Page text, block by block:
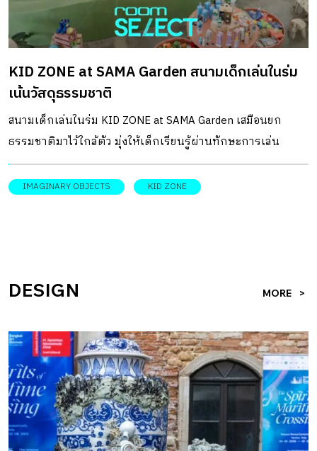
ปลาพื้นบ้านทำจากไม้ไผ่มาใช้คลี่คลายสู่งานออกแบบ ที่ดูคล้าย
กับกำลังครอบคลุมพื้นที่ของตัวร้านเอาไว้ กลายเป็นอีกลูกเล่น
สนุก ๆ ไม่ต่างจากเรากำลังอยู่ในลอบจับปลาเสียเอง ในขั้นตอน
การออกแบบร้าน เดิมพื้นที่ตรงนี้คือพื้นที่ให้เช่า […]
KID ZONE at SAMA Garden สนามเด็กเล่นในร่ม
เน้นวัสดุธรรมชาติ
สนามเด็กเล่นในร่ม KID ZONE at SAMA Garden เสมือนยก
ธรรมชาติมาไว้ใกล้ตัว มุ่งให้เด็กเรียนรู้ผ่านทักษะการเล่น
เหมือนอยู่ในสนามเด็กเล่นเอาต์ดอร์ DESIGNER
DIRECTORYออกแบบ: Imaginary Objects จากจุดประสงค์ของ
สตูดิโอออกแบบ IO (Imaginary Objects) นำโดยคุณญารินดา
ว่างกลางอาคารให้กลายเป็นสนามเด็กเล่นในร่ม เน้นวัสดุ
ธรรมชาติมาใช้ในการออกแบบ ตอบโจทย์แนวคิด Nature-
Based Play ให้เด็กๆ ได้เรียนรู้ผ่านการเล่นและการเคลื่อนไหว
เหมือนเล่นอยู่กลางแจ้ง นำธรรมชาติมาให้เด็กสัมผัสผ่านการ
เล่น สนามเด็กเล่นในร่มแห่งนี้ มีความแตกต่างจากสนามเด็ก
เล่นในร่มทั่วไป ทั้งในแง่ของวัสดุ แนวคิดการเล่น และข้อได้
IMAGINARY OBJECTS KID ZONE
DESIGN MORE